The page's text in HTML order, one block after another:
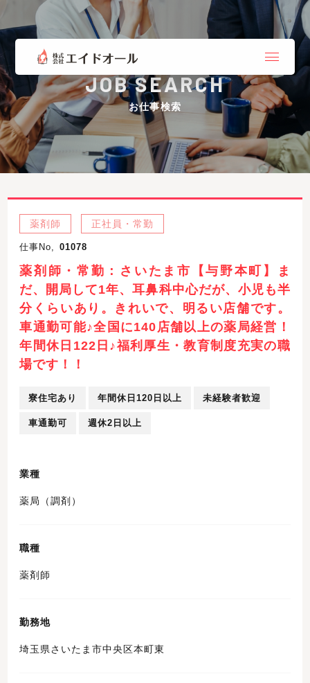
JOB SEARCH
お仕事検索
薬剤師 正社員・常勤
仕事No, 01078
薬剤師・常勤：さいたま市【与野本町】ま
だ、開局して1年、耳鼻科中心だが、小児も半
分くらいあり。きれいで、明るい店舗です。
車通勤可能♪全国に140店舗以上の薬局経営！
年間休日122日♪福利厚生・教育制度充実の職
場です！！
寮住宅あり 年間休日120日以上 未経験者歓迎
車通勤可 週休2日以上
業種
薬局（調剤）
職種
薬剤師
勤務地
埼玉県さいたま市中央区本町東